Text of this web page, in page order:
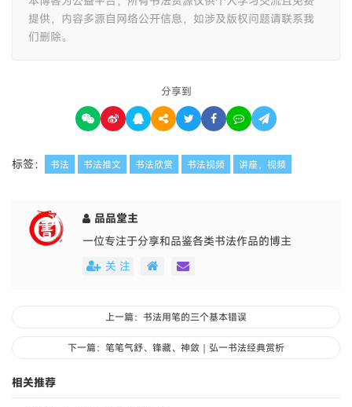
提供，内容多源自网络公开信息，如涉及版权问题请联系我
们删除。
分享到
标签： 书法 书法推文 书法欣赏 书法视频 讲座，视频
品品堂主
一位专注于分享和品鉴各类书法作品的博主
关 注
上一篇：书法用笔的三个基本错误
下一篇：笔笔气舒、锋藏、神敛｜弘一书法经典赏析
相关推荐